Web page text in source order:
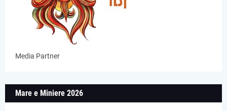
Media Partner
Mare e Miniere 2026